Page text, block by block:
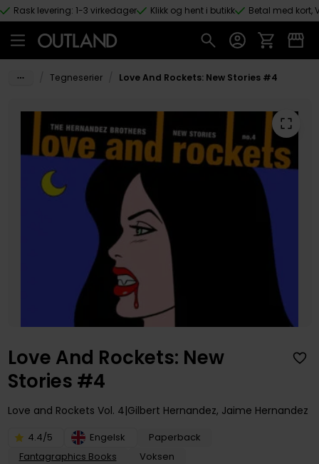
Hopp til hovedinnhold
Rask levering: 1-3 virkedager Klikk og hent i butikk Betal med kort,
Tegneserier Love And Rockets: New Stories #4
Love And Rockets: New
Stories #4
Love and Rockets Vol. 4 Gilbert Hernandez, Jaime Hernandez
4.4/5 Engelsk
Paperback
Fantagraphics Books
Voksen